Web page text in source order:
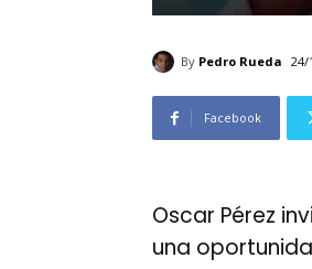
By Pedro Rueda 24/
Facebook
Oscar Pérez
una